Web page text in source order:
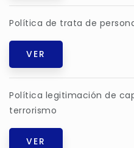
Política de trata de
VER
Política legitimación de
terrorismo
VER